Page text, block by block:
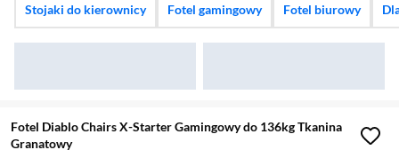
Stojaki do kierownicy Fotel gamingowy Fotel biurowy
Fotel Diablo Chairs X-Starter Gamingowy do 136kg Tkanina
Granatowy